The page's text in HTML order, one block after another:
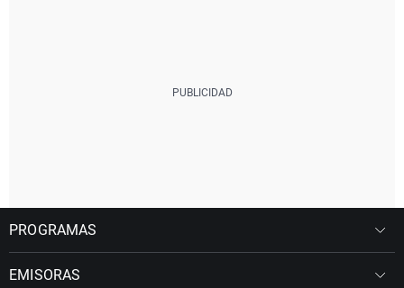
PROGRAMAS
EMISORAS